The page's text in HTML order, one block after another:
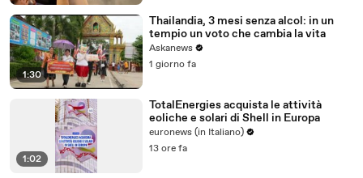
1:30
Thailandia, 3 mesi senza alcol: in un
tempio un voto che cambia la vita
Askanews
1 giorno fa
1:02
TotalEnergies acquista le attività
eoliche e solari di Shell in Europa
euronews (in Italiano)
13 ore fa